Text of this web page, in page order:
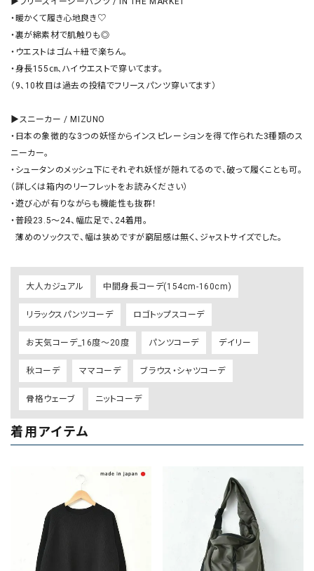
・暖かくて履き心地良き♡
・裏が綿素材で肌触りも◎
・ウエストはゴム＋紐で楽ちん。
・身長155㎝、ハイウエストで穿いてます。
（9、10枚目は過去の投稿でフリースパンツ穿いてます）
▶︎スニーカー / MIZUNO
・日本の象徴的な3つの妖怪からインスピレーションを得て作られた3種類のス
ニーカー。
・シュータンのメッシュ下にそれぞれ妖怪が隠れてるので、破って履くことも可。
（詳しくは箱内のリーフレットをお読みください）
・遊び心が有りながらも機能性も抜群！
・普段23.5〜24、幅広足で、24着用。
  薄めのソックスで、幅は狭めですが窮屈感は無く、ジャストサイズでした。
大人カジュアル 中間身長コーデ(154cm-160cm)
リラックスパンツコーデ ロゴトップスコーデ
お天気コーデ_16度～20度 パンツコーデ デイリー
秋コーデ ママコーデ ブラウス・シャツコーデ
骨格ウェーブ ニットコーデ
着用アイテム